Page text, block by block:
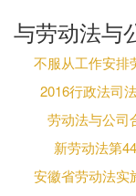
6銆佸姵鍔ㄦ姤
7銆佺ぞ浼氫繚
8銆佸姵鍔ㄤ繚
槻鎶わ紱
9銆佹硶寰嬨佹
悓鐨勫叾浠栦簨
鐢ㄤ汉鍗曚綅
与劳动法与
不服从工作安排
2016行政法司
劳动法与公司
新劳动法第
安徽省劳动法实